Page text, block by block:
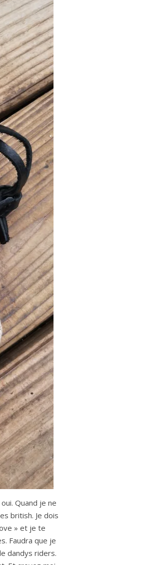
Quand je ne
british. Je dois
» et je te
Faudra que je
dandys riders.